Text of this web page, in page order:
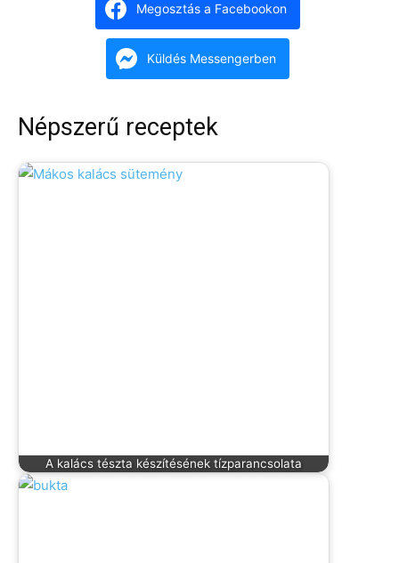
Megosztás a Facebookon
Küldés Messengerben
Népszerű receptek
A kalács tészta készítésének tízparancsolata